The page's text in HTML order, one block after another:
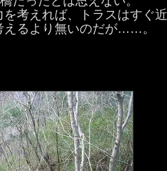
考えれば、トラスはすぐ
えるより無いのだが……。